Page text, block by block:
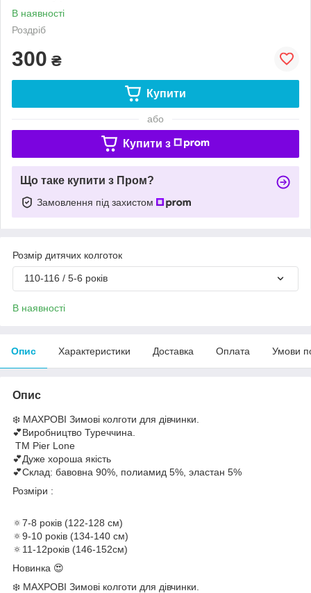
В наявності
Роздріб
300 ₴
Купити
або
Купити з
Що таке купити з Пром?
Замовлення під захистом
Розмір дитячих колготок
110-116 / 5-6 років
В наявності
Опис Характеристики Доставка Оплата Умови
Опис
❄️ МАХРОВІ Зимові колготи для дівчинки.
💕Виробництво Туреччина.
ТМ Pier Lone
💕Дуже хороша якість
💕Склад: бавовна 90%, полиамид 5%, эластан 5%
Розміри :
🔅7-8 років (122-128 см)
🔅9-10 років (134-140 см)
🔅11-12років (146-152см)
Новинка 😍
❄️ МАХРОВІ Зимові колготи для дівчинки.